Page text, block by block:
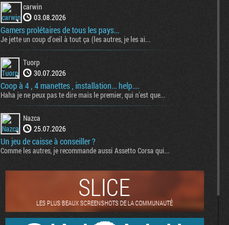
carwin
03.08.2026
Gamers prolétaires de tous les pays...
Je jette un coup d'oeil à tout ça (les autres, je les ai...
Tuorp
30.07.2026
Coop à 4 , 4 manettes , installation... help....
Haha je ne peux pas te dire mais le premier, qui n'est que...
Nazca
25.07.2026
Un jeu de caisse à conseiller ?
Comme les autres, je recommande aussi Assetto Corsa qui...
SLICE
LES PLUS BEAUX SCREENSHOTS DE LA COMMUNAUTÉ